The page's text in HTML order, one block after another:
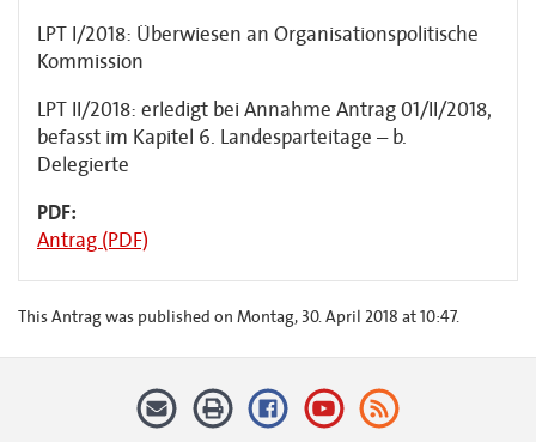
LPT I/2018: Überwiesen an Organisationspolitische
Kommission
LPT II/2018: erledigt bei Annahme Antrag 01/II/2018,
befasst im Kapitel 6. Landesparteitage – b.
Delegierte
PDF:
Antrag (PDF)
This Antrag was published on Montag, 30. April 2018 at 10:47.